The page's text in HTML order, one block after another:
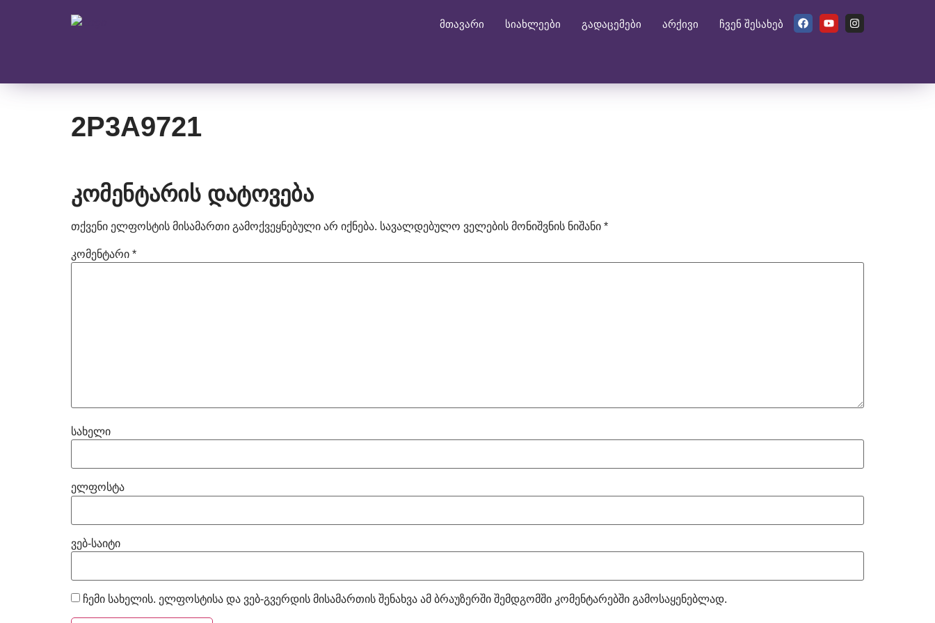
მთავარი სიახლეები გადაცემები არქივი ჩვენ შესახებ
2P3A9721
კომენტარის დატოვება
თქვენი ელფოსტის მისამართი გამოქვეყნებული არ იქნება. სავალდებულო ველების მონიშვნის ნიშანი *
კომენტარი *
სახელი
ელფოსტა
ვებ-საიტი
ჩემი სახელის. ელფოსტისა და ვებ-გვერდის მისამართის შენახვა ამ ბრაუზერში შემდგომში კომენტარებში გამოსაყენებლად.